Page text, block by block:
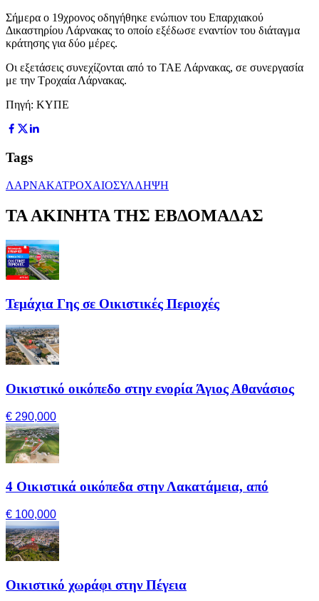
Σήμερα ο 19χρονος οδηγήθηκε ενώπιον του Επαρχιακού
Δικαστηρίου Λάρνακας το οποίο εξέδωσε εναντίον του διάταγμα
κράτησης για δύο μέρες.
Οι εξετάσεις συνεχίζονται από το ΤΑΕ Λάρνακας, σε συνεργασία
με την Τροχαία Λάρνακας.
Πηγή: ΚΥΠΕ
Tags
ΛΑΡΝΑΚΑΤΡΟΧΑΙΟΣΥΛΛΗΨΗ
ΤΑ ΑΚΙΝΗΤΑ ΤΗΣ ΕΒΔΟΜΑΔΑΣ
Τεμάχια Γης σε Οικιστικές Περιοχές
Οικιστικό οικόπεδο στην ενορία Άγιος Αθανάσιος
€ 290,000
4 Οικιστικά οικόπεδα στην Λακατάμεια, από
€ 100,000
Οικιστικό χωράφι στην Πέγεια